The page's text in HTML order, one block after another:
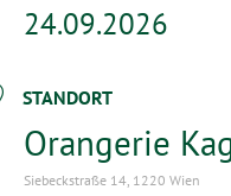
24.09.2026
STANDORT
Orangerie
Siebeckstraße 14, 1220 Wien